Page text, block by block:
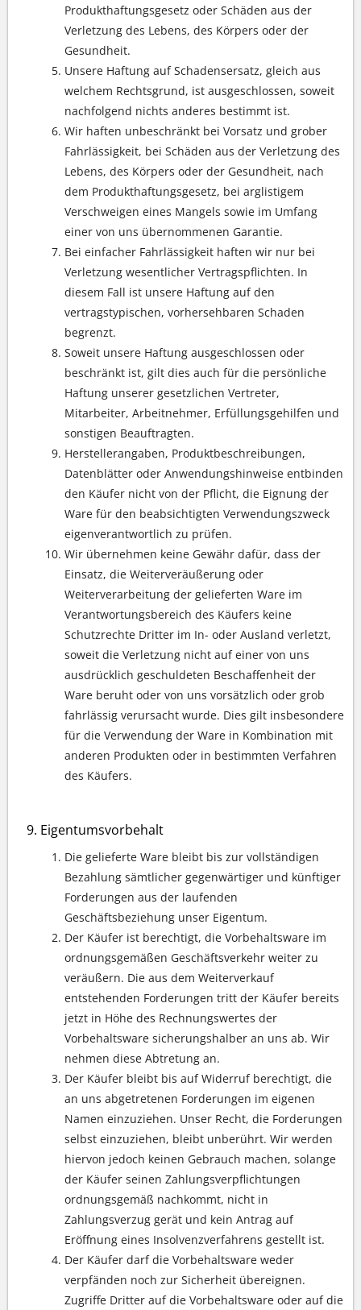
Produkthaftungsgesetz oder Schäden aus der
Verletzung des Lebens, des Körpers oder der
Gesundheit.
Unsere Haftung auf Schadensersatz, gleich aus
welchem Rechtsgrund, ist ausgeschlossen, soweit
nachfolgend nichts anderes bestimmt ist.
Wir haften unbeschränkt bei Vorsatz und grober
Fahrlässigkeit, bei Schäden aus der Verletzung des
Lebens, des Körpers oder der Gesundheit, nach
dem Produkthaftungsgesetz, bei arglistigem
Verschweigen eines Mangels sowie im Umfang
einer von uns übernommenen Garantie.
Bei einfacher Fahrlässigkeit haften wir nur bei
Verletzung wesentlicher Vertragspflichten. In
diesem Fall ist unsere Haftung auf den
vertragstypischen, vorhersehbaren Schaden
begrenzt.
Soweit unsere Haftung ausgeschlossen oder
beschränkt ist, gilt dies auch für die persönliche
Haftung unserer gesetzlichen Vertreter,
Mitarbeiter, Arbeitnehmer, Erfüllungsgehilfen und
sonstigen Beauftragten.
Herstellerangaben, Produktbeschreibungen,
Datenblätter oder Anwendungshinweise entbinden
den Käufer nicht von der Pflicht, die Eignung der
Ware für den beabsichtigten Verwendungszweck
eigenverantwortlich zu prüfen.
Wir übernehmen keine Gewähr dafür, dass der
Einsatz, die Weiterveräußerung oder
Weiterverarbeitung der gelieferten Ware im
Verantwortungsbereich des Käufers keine
Schutzrechte Dritter im In- oder Ausland verletzt,
soweit die Verletzung nicht auf einer von uns
ausdrücklich geschuldeten Beschaffenheit der
Ware beruht oder von uns vorsätzlich oder grob
fahrlässig verursacht wurde. Dies gilt insbesondere
für die Verwendung der Ware in Kombination mit
anderen Produkten oder in bestimmten Verfahren
des Käufers.
Eigentumsvorbehalt
Die gelieferte Ware bleibt bis zur vollständigen
Bezahlung sämtlicher gegenwärtiger und künftiger
Forderungen aus der laufenden
Geschäftsbeziehung unser Eigentum.
Der Käufer ist berechtigt, die Vorbehaltsware im
ordnungsgemäßen Geschäftsverkehr weiter zu
veräußern. Die aus dem Weiterverkauf
entstehenden Forderungen tritt der Käufer bereits
jetzt in Höhe des Rechnungswertes der
Vorbehaltsware sicherungshalber an uns ab. Wir
nehmen diese Abtretung an.
Der Käufer bleibt bis auf Widerruf berechtigt, die
an uns abgetretenen Forderungen im eigenen
Namen einzuziehen. Unser Recht, die Forderungen
selbst einzuziehen, bleibt unberührt. Wir werden
hiervon jedoch keinen Gebrauch machen, solange
der Käufer seinen Zahlungsverpflichtungen
ordnungsgemäß nachkommt, nicht in
Zahlungsverzug gerät und kein Antrag auf
Eröffnung eines Insolvenzverfahrens gestellt ist.
Der Käufer darf die Vorbehaltsware weder
verpfänden noch zur Sicherheit übereignen.
Zugriffe Dritter auf die Vorbehaltsware oder auf die